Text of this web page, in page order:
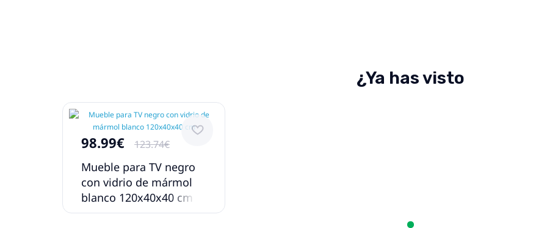
¿Ya has visto
98.99€ 123.74€
Mueble para TV negro
con vidrio de mármol
blanco 120x40x40 cm